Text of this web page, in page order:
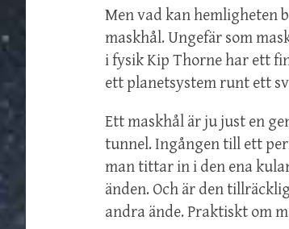
Men vad kan hemligheten
maskhål. Ungefär som
i fysik Kip Thorne har ett
ett planetsystem runt ett
Ett maskhål är ju just en
tunnel. Ingången till ett
man tittar in i den ena
änden. Och är den
andra ände. Praktiskt om